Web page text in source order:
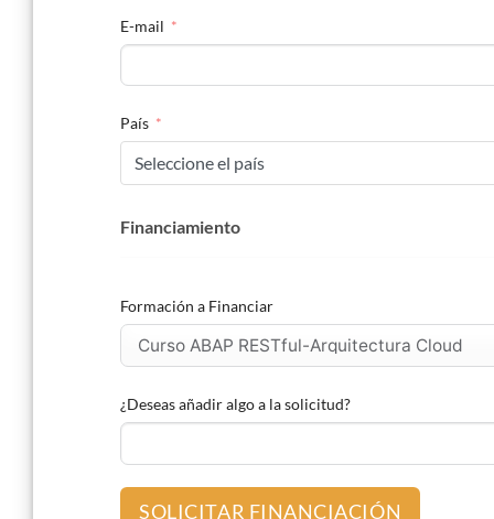
E-mail
País
Seleccione el país
Financiamiento
Formación a Financiar
¿Deseas añadir algo a la solicitud?
SOLICITAR FINANCIACIÓN